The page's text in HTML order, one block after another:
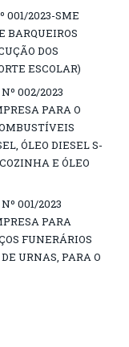
001/2023-SME
BARQUEIROS
DOS
ESCOLAR)
002/2023
PARA O
ÓLEO DIESEL S-
E ÓLEO
001/2023
PARA
FUNERÁRIOS
URNAS, PARA O